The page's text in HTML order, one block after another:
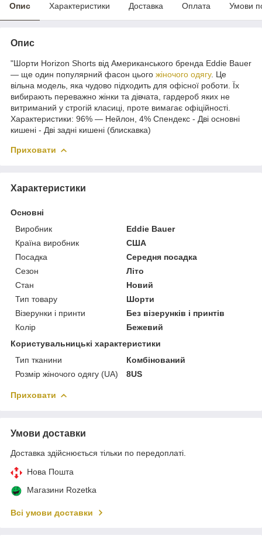
Опис Характеристики Доставка Оплата Умови
Опис
"Шорти Horizon Shorts від Американського бренда Eddie Bauer
— ще один популярний фасон цього жіночого одягу. Це
вільна модель, яка чудово підходить для офісної роботи. Їх
вибирають переважно жінки та дівчата, гардероб яких не
витриманий у строгій класиці, проте вимагає офіційності.
Характеристики: 96% — Нейлон, 4% Спендекс - Дві основні
кишені - Дві задні кишені (блискавка)
Приховати
Характеристики
Основні
Виробник
Eddie Bauer
Країна виробник
США
Посадка
Середня посадка
Сезон
Літо
Стан
Новий
Тип товару
Шорти
Візерунки і принти
Без візерунків і принтів
Колір
Бежевий
Користувальницькі характеристики
Тип тканини
Комбінований
Розмір жіночого одягу (UA)
8US
Приховати
Умови доставки
Доставка здійснюється тільки по передоплаті.
Нова Пошта
Магазини Rozetka
Всі умови доставки